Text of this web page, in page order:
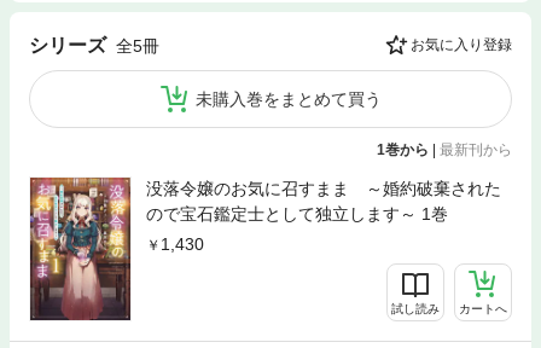
シリーズ 全5冊 お気に入り登録
未購入巻をまとめて買う
1巻から | 最新刊から
没落令嬢のお気に召すまま ～婚約破棄された
ので宝石鑑定士として独立します～ 1巻
1,430
試し読み カートへ